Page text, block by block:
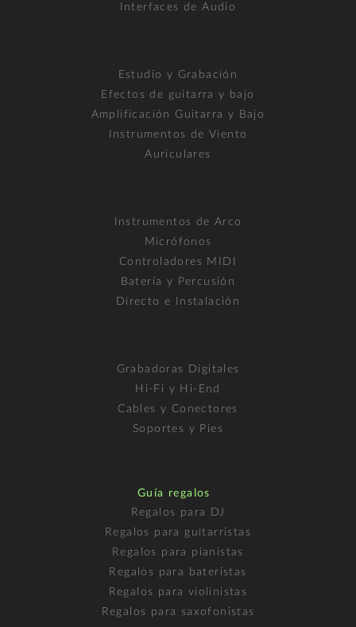
Interfaces de Audio
Estudio y Grabación
Efectos de guitarra y bajo
Amplificación Guitarra y Bajo
Instrumentos de Viento
Auriculares
Instrumentos de Arco
Micrófonos
Controladores MIDI
Batería y Percusión
Directo e Instalación
Grabadoras Digitales
Hi-Fi y Hi-End
Cables y Conectores
Soportes y Pies
Guía regalos
Regalos para DJ
Regalos para guitarristas
Regalos para pianistas
Regalos para bateristas
Regalos para violinistas
Regalos para saxofonistas